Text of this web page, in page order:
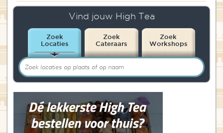
Vind jouw High Tea
Zoek
Locaties
Zoek
Cateraars
Zoek
Workshops